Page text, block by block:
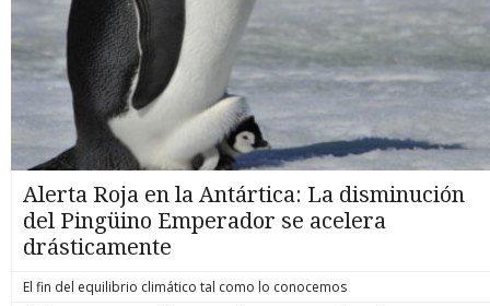
Alerta Roja en la Antártica: La disminución
del Pingüino Emperador se acelera
drásticamente
El fin del equilibrio climático tal como lo conocemos